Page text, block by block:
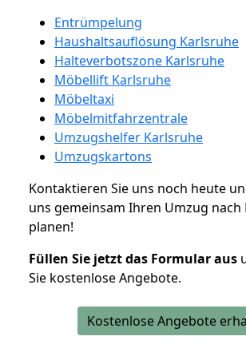
Entrümpelung
Haushaltsauflösung Karlsruhe
Halteverbotszone Karlsruhe
Möbellift Karlsruhe
Möbeltaxi
Möbelmitfahrzentrale
Umzugshelfer Karlsruhe
Umzugskartons
Kontaktieren Sie uns noch heute
uns gemeinsam Ihren Umzug nach
planen!
Füllen Sie jetzt das Formular aus
Sie kostenlose Angebote.
Kostenlose Angebote